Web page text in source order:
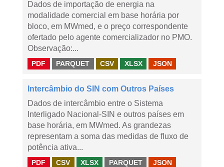
Dados de importação de energia na
modalidade comercial em base horária por
bloco, em MWmed, e o preço correspondente
ofertado pelo agente comercializador no PMO.
Observação:...
PDF PARQUET CSV XLSX JSON
Intercâmbio do SIN com Outros Países
Dados de intercâmbio entre o Sistema
Interligado Nacional-SIN e outros países em
base horária, em MWmed. As grandezas
representam a soma das medidas de fluxo de
potência ativa...
PDF CSV XLSX PARQUET JSON